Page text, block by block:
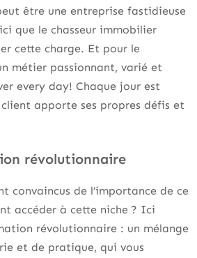
être une entreprise fastidieuse
que le chasseur immobilier
cette charge. Et pour le
métier passionnant, varié et
every day! Chaque jour est
apporte ses propres défis et
révolutionnaire
convaincus de l’importance de ce
accéder à cette niche ? Ici
révolutionnaire : un mélange
et de pratique, qui vous